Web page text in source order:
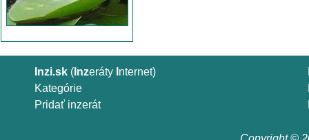
Inzi.sk ( Inzeráty nternet)
Kategórie
Pridať inzerát